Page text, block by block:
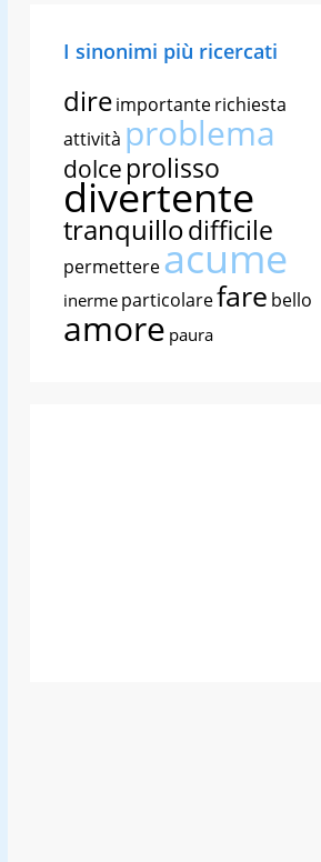
I sinonimi più ricercati
direimportanterichiesta
attività problema
dolce prolisso
divertente
tranquillodifficile
permettereacume
inerme particolarefare bello
amore paura